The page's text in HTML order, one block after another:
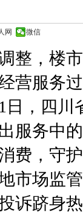
网 微信
整，楼
营服务
日，四
服务中
费，守
场监管
诉跻身